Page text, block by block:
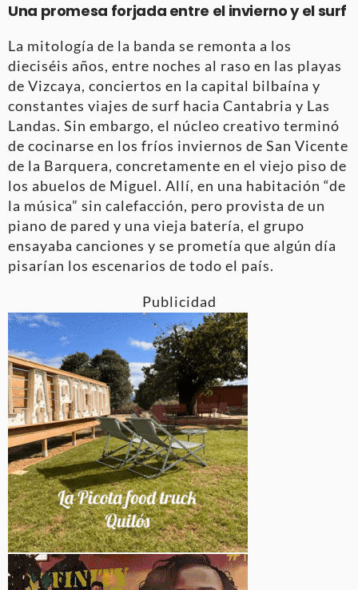
Una promesa forjada entre el invierno y el surf
La mitología de la banda se remonta a los
dieciséis años, entre noches al raso en las playas
de Vizcaya, conciertos en la capital bilbaína y
constantes viajes de surf hacia Cantabria y Las
Landas. Sin embargo, el núcleo creativo terminó
de cocinarse en los fríos inviernos de San Vicente
de la Barquera, concretamente en el viejo piso de
los abuelos de Miguel. Allí, en una habitación “de
la música” sin calefacción, pero provista de un
piano de pared y una vieja batería, el grupo
ensayaba canciones y se prometía que algún día
pisarían los escenarios de todo el país.
Publicidad